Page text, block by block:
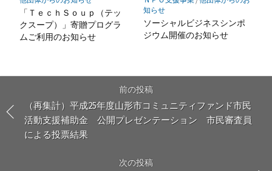
「ＴｅｃｈＳｏｕｐ（テッ
クスープ）」寄贈プログラ
ムご利用のお知らせ
知らせ
ソーシャルビジネスシンポ
ジウム開催のお知らせ
前の投稿
（再集計）平成25年度山形市コミュニティファンド市民
活動支援補助金 公開プレゼンテーション 市民審査員
による投票結果
次の投稿